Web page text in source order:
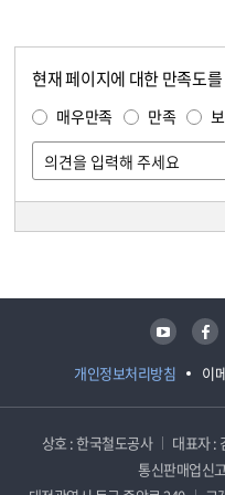
현재 페이지에 대한 만족도
매우만족 만족
개인정보처리방침 이
유튜브 페이스북
상호 : 한국철도공사 대표자 :
통신판매업신